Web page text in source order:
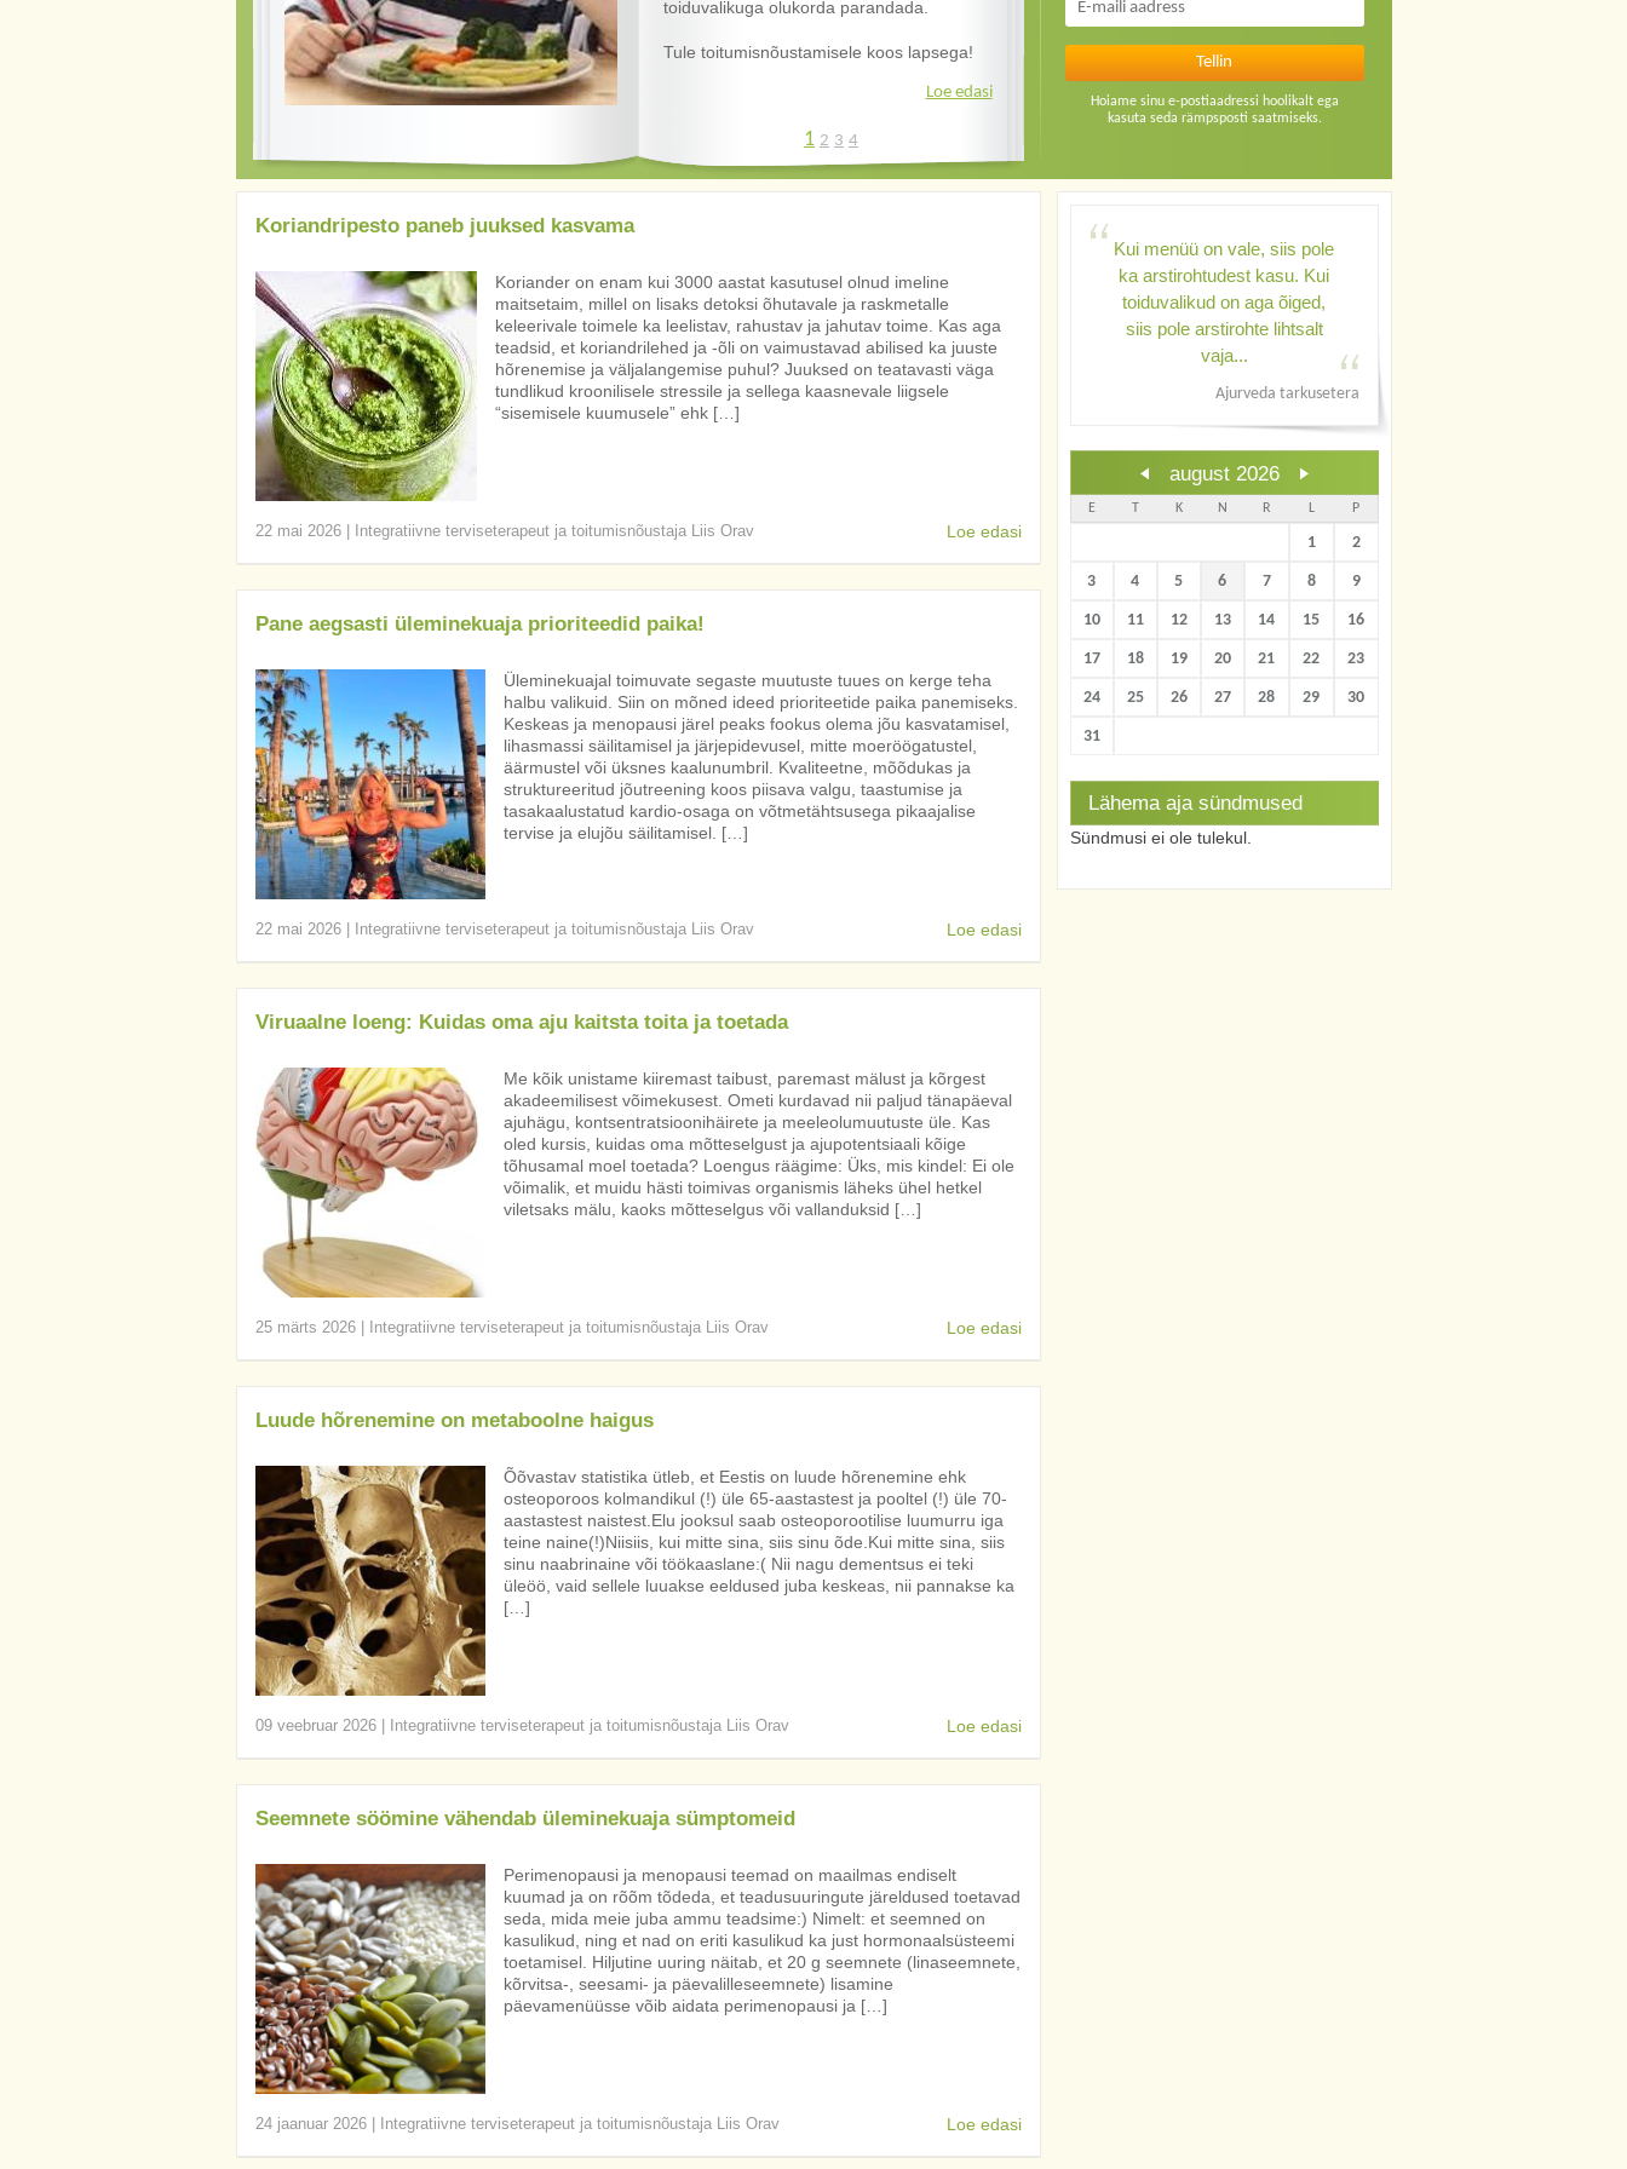
toiduvalikuga olukorda parandada.
Tule toitumisnõustamisele koos lapsega!
Loe edasi
ravida. Kas Sa tead, mis on Sinu jaoks see
toitumistarkused, et oskaksid võtta
Loe edasi
juhul vajad Sa usaldusväärset
praktilisi nõuandeid, kuidas õige
Loe edasi
Kui sul on tõsine soov tervislikult ja
oled oodatud kaalunõustamisele!
Loe edasi
1 2 3 4
Hoiame sinu e-postiaadressi hoolikalt ega
kasuta seda rämpsposti saatmiseks.
Koriandripesto paneb juuksed kasvama
Koriander on enam kui 3000 aastat kasutusel olnud imeline
maitsetaim, millel on lisaks detoksi õhutavale ja raskmetalle
keleerivale toimele ka leelistav, rahustav ja jahutav toime. Kas aga
teadsid, et koriandrilehed ja -õli on vaimustavad abilised ka juuste
hõrenemise ja väljalangemise puhul? Juuksed on teatavasti väga
tundlikud kroonilisele stressile ja sellega kaasnevale liigsele
“sisemisele kuumusele” ehk […]
22 mai 2026| Integratiivne terviseterapeut ja toitumisnõustaja Liis Orav Loe edasi
Pane aegsasti üleminekuaja prioriteedid paika!
Üleminekuajal toimuvate segaste muutuste tuues on kerge teha
halbu valikuid. Siin on mõned ideed prioriteetide paika panemiseks.
Keskeas ja menopausi järel peaks fookus olema jõu kasvatamisel,
lihasmassi säilitamisel ja järjepidevusel, mitte moeröögatustel,
äärmustel või üksnes kaalunumbril. Kvaliteetne, mõõdukas ja
struktureeritud jõutreening koos piisava valgu, taastumise ja
tasakaalustatud kardio-osaga on võtmetähtsusega pikaajalise
tervise ja elujõu säilitamisel. […]
22 mai 2026| Integratiivne terviseterapeut ja toitumisnõustaja Liis Orav Loe edasi
Viruaalne loeng: Kuidas oma aju kaitsta toita ja toetada
Me kõik unistame kiiremast taibust, paremast mälust ja kõrgest
akadeemilisest võimekusest. Ometi kurdavad nii paljud tänapäeval
ajuhägu, kontsentratsioonihäirete ja meeleolumuutuste üle. Kas
oled kursis, kuidas oma mõtteselgust ja ajupotentsiaali kõige
tõhusamal moel toetada? Loengus räägime: Üks, mis kindel: Ei ole
võimalik, et muidu hästi toimivas organismis läheks ühel hetkel
viletsaks mälu, kaoks mõtteselgus või vallanduksid […]
25 märts 2026| Integratiivne terviseterapeut ja toitumisnõustaja Liis Orav Loe edasi
Luude hõrenemine on metaboolne haigus
Õõvastav statistika ütleb, et Eestis on luude hõrenemine ehk
osteoporoos kolmandikul (!) üle 65-aastastest ja pooltel (!) üle 70-
aastastest naistest.Elu jooksul saab osteoporootilise luumurru iga
teine naine(!)Niisiis, kui mitte sina, siis sinu õde.Kui mitte sina, siis
sinu naabrinaine või töökaaslane:( Nii nagu dementsus ei teki
üleöö, vaid sellele luuakse eeldused juba keskeas, nii pannakse ka
[…]
09 veebruar 2026| Integratiivne terviseterapeut ja toitumisnõustaja Liis Orav Loe edasi
Seemnete söömine vähendab üleminekuaja sümptomeid
Perimenopausi ja menopausi teemad on maailmas endiselt
kuumad ja on rõõm tõdeda, et teadusuuringute järeldused toetavad
seda, mida meie juba ammu teadsime:) Nimelt: et seemned on
kasulikud, ning et nad on eriti kasulikud ka just hormonaalsüsteemi
toetamisel. Hiljutine uuring näitab, et 20 g seemnete (linaseemnete,
kõrvitsa-, seesami- ja päevalilleseemnete) lisamine
päevamenüüsse võib aidata perimenopausi ja […]
24 jaanuar 2026| Integratiivne terviseterapeut ja toitumisnõustaja Liis Orav Loe edasi
Kui menüü on vale, siis pole
ka arstirohtudest kasu. Kui
toiduvalikud on aga õiged,
siis pole arstirohte lihtsalt
vaja...
Ajurveda tarkusetera
august 2026
E T K N R L P
1 2
3 4 5 6 7 8 9
10 11 12 13 14 15 16
17 18 19 20 21 22 23
24 25 26 27 28 29 30
31
Lähema aja sündmused
Sündmusi ei ole tulekul.